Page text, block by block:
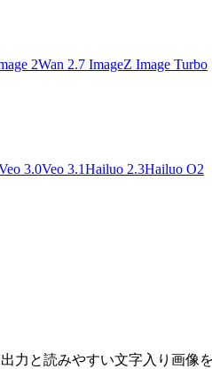
2Wan 2.7 ImageZ Image Turbo
3.0Veo 3.1Hailuo 2.3Hailuo O2
力と読みやすい文字入り画像